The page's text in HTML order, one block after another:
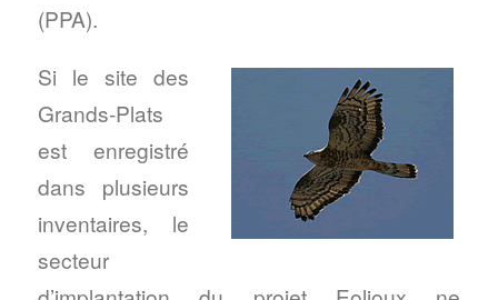
(PPA).
Si le site des
Grands-Plats
est enregistré
dans plusieurs
inventaires, le
secteur